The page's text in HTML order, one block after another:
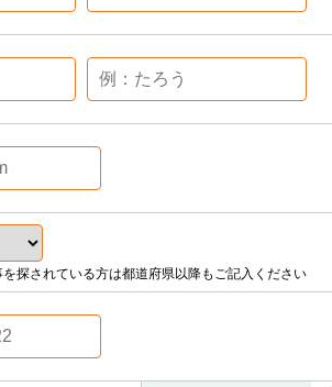
探されている方は都道府県以降もご記入ください